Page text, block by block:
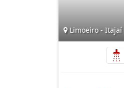
Limoeiro - Itajaí